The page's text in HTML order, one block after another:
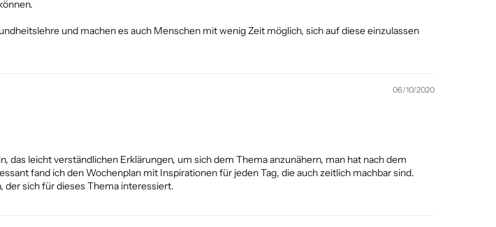
und machen es auch Menschen mit wenig Zeit möglich, sich auf diese einzulassen
06/10/2020
leicht verständlichen Erklärungen, um sich dem Thema anzunähern, man hat nach dem
fand ich den Wochenplan mit Inspirationen für jeden Tag, die auch zeitlich machbar sind.
der sich für dieses Thema interessiert.